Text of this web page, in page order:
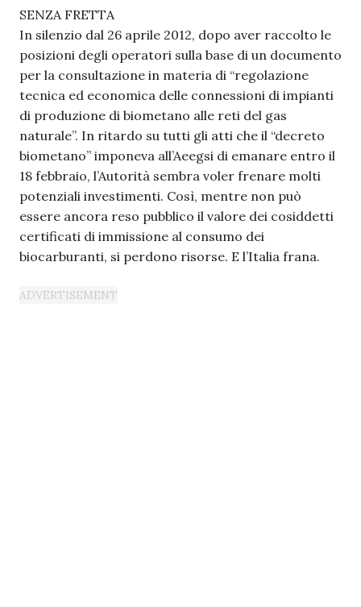
SENZA FRETTA
In silenzio dal 26 aprile 2012, dopo aver raccolto le
posizioni degli operatori sulla base di un documento
per la consultazione in materia di “regolazione
tecnica ed economica delle connessioni di impianti
di produzione di biometano alle reti del gas
naturale”. In ritardo su tutti gli atti che il “decreto
biometano” imponeva all’Aeegsi di emanare entro il
18 febbraio, l’Autorità sembra voler frenare molti
potenziali investimenti. Così, mentre non può
essere ancora reso pubblico il valore dei cosiddetti
certificati di immissione al consumo dei
biocarburanti, si perdono risorse. E l’Italia frana.